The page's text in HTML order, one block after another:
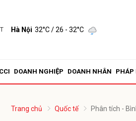
Hà Nội 32°C/ 26 - 32°C
DOANH NGHIỆP DOANH NHÂN PHÁP
Trang chủ Quốc tế Phân tích -